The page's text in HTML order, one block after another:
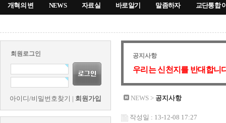
개혁의 변 NEWS 자료실 바로알기 말좀하자 교단통합
회원로그인
아이디/비밀번호찾기 | 회원가입
공지사항
우리는 신천지를 반대합니
NEWS > 공지사항
작성일 : 13-12-08 17:27